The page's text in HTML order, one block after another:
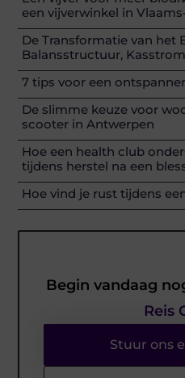
een vijverwinkel in
De Transformatie van het
Balansstructuur,
7 tips voor een
De slimme keuze voor
scooter in Antwerpen
Hoe een health club
tijdens herstel na een
Hoe vind je rust tijdens
Begin vandaag
Reis
Stuur ons